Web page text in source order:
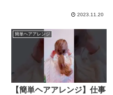
2023.11.20
簡単ヘアアレンジ
【簡単ヘアアレンジ】仕事